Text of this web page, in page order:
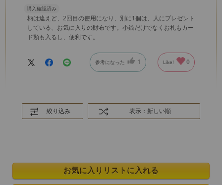
購入確認済み
柄は違えど、2回目の使用になり、別に1個は、人にプレゼント
している、お気に入りの財布です。小銭だけでなくお札もカー
ド類も入るし、便利です。
参考になった 1 Like! 0
絞り込み 表示：新しい順